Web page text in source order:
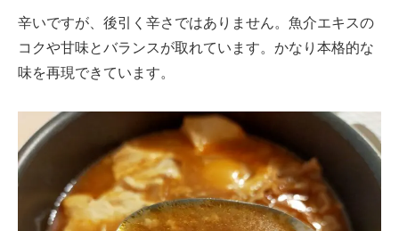
辛いですが、後引く辛さではありません。魚介エキスの
コクや甘味とバランスが取れています。かなり本格的な
味を再現できています。